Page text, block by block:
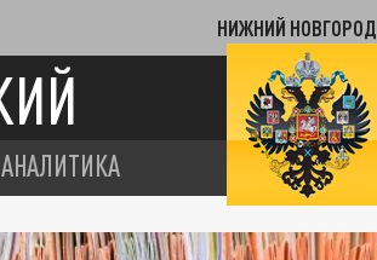
НИЖНИЙ НОВГОРОД
АНАЛИТИКА